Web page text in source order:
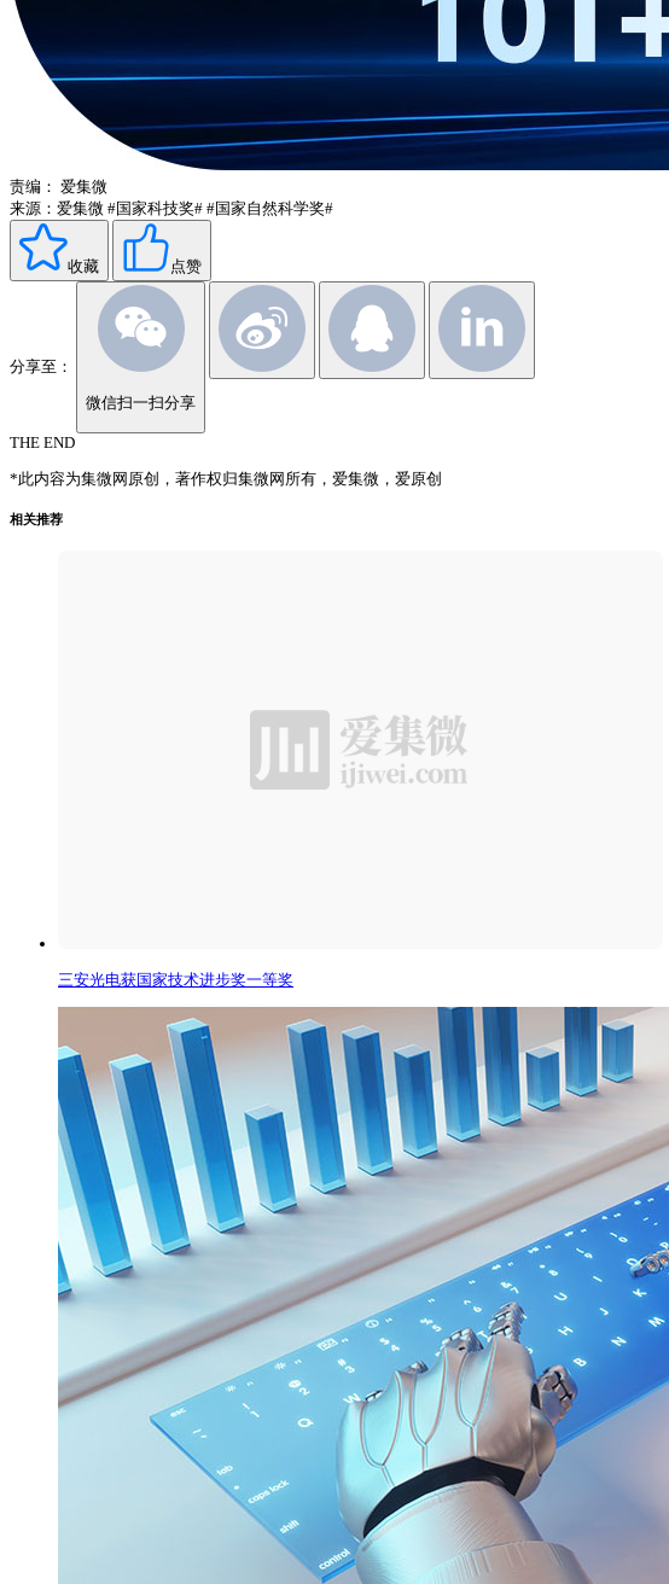
责编： 爱集微
来源：爱集微 #国家科技奖# #国家自然科学奖#
收藏 点赞
分享至：
微信扫一扫分享
THE END
*此内容为集微网原创，著作权归集微网所有，爱集微，爱原创
相关推荐
三安光电获国家技术进步奖一等奖